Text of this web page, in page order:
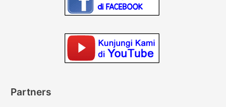
Partners